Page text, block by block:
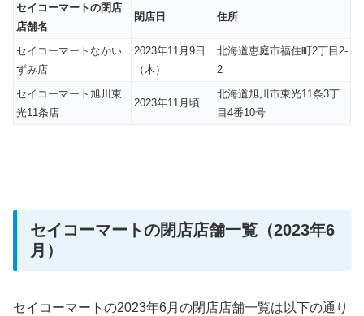
セイコーマートの閉店
店舗名
閉店日 住所
セイコーマートなかい
ずみ店
2023年11月9日
（木）
北海道恵庭市福住町2丁目2-
2
セイコーマート旭川東
光11条店
2023年11月頃
北海道旭川市東光11条3丁
目4番10号
セイコーマートの閉店店舗一覧（2023年6
月）
セイコーマートの2023年6月の閉店店舗一覧は以下の通り